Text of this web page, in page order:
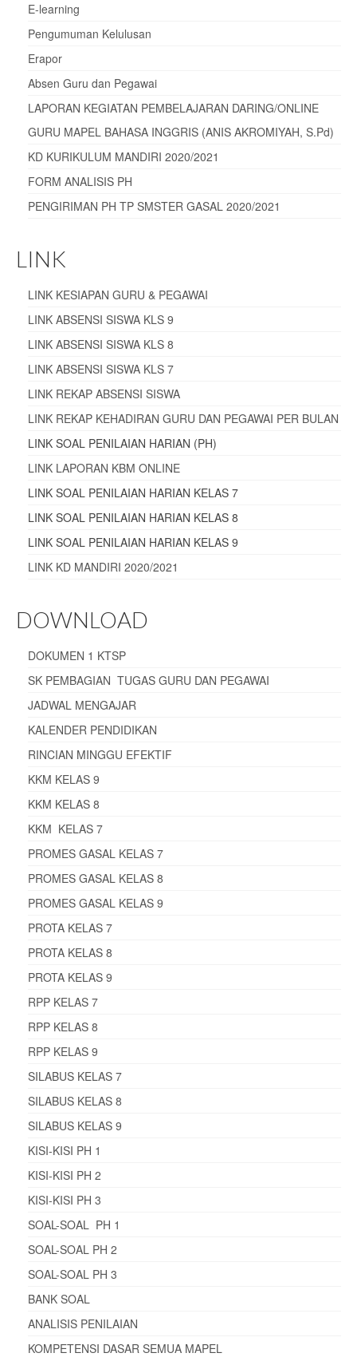
E-learning
Pengumuman Kelulusan
Erapor
Absen Guru dan Pegawai
LAPORAN KEGIATAN PEMBELAJARAN DARING/ONLINE
GURU MAPEL BAHASA INGGRIS (ANIS AKROMIYAH, S.Pd)
KD KURIKULUM MANDIRI 2020/2021
FORM ANALISIS PH
PENGIRIMAN PH TP SMSTER GASAL 2020/2021
LINK
LINK KESIAPAN GURU & PEGAWAI
LINK ABSENSI SISWA KLS 9
LINK ABSENSI SISWA KLS 8
LINK ABSENSI SISWA KLS 7
LINK REKAP ABSENSI SISWA
LINK REKAP KEHADIRAN GURU DAN PEGAWAI PER BULAN
LINK SOAL PENILAIAN HARIAN (PH)
LINK LAPORAN KBM ONLINE
LINK SOAL PENILAIAN HARIAN KELAS 7
LINK SOAL PENILAIAN HARIAN KELAS 8
LINK SOAL PENILAIAN HARIAN KELAS 9
LINK KD MANDIRI 2020/2021
DOWNLOAD
DOKUMEN 1 KTSP
SK PEMBAGIAN TUGAS GURU DAN PEGAWAI
JADWAL MENGAJAR
KALENDER PENDIDIKAN
RINCIAN MINGGU EFEKTIF
KKM KELAS 9
KKM KELAS 8
KKM KELAS 7
PROMES GASAL KELAS 7
PROMES GASAL KELAS 8
PROMES GASAL KELAS 9
PROTA KELAS 7
PROTA KELAS 8
PROTA KELAS 9
RPP KELAS 7
RPP KELAS 8
RPP KELAS 9
SILABUS KELAS 7
SILABUS KELAS 8
SILABUS KELAS 9
KISI-KISI PH 1
KISI-KISI PH 2
KISI-KISI PH 3
SOAL-SOAL PH 1
SOAL-SOAL PH 2
SOAL-SOAL PH 3
BANK SOAL
ANALISIS PENILAIAN
KOMPETENSI DASAR SEMUA MAPEL